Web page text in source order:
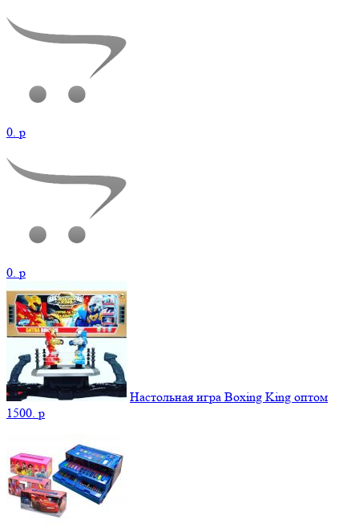
0. p
0. p
Настольная игра Boxing King оптом
1500. p